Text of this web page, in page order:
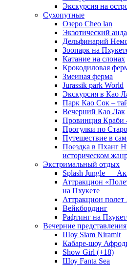
Экскурсия на
Сухопутные
Озеро Cheo lan
Экзотический
Дельфинарий
Зоопарк на
Катание на слонах
Крокодиловая
Змеиная ферма
Jurassik park World
Экскурсия в Као
Парк Као Сок –
Вечерний Као Лак
Провинция Краби
Прогулки по
Путешествие в
Поездка в Пханг
историческом
Экстримальный отдых
Splash Jungle —
Аттракцион
на Пхукете
Аттракцион
Вейкбординг
Рафтинг на
Вечерние представления
Шоу Siam Niramit
Кабаре-шоу
Show Girl (+18)
Шоу Fanta Sea